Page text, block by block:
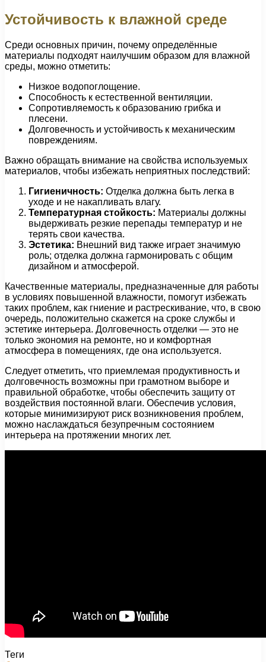
Устойчивость к влажной среде
Среди основных причин, почему определённые
материалы подходят наилучшим образом для влажной
среды, можно отметить:
Низкое водопоглощение.
Способность к естественной вентиляции.
Сопротивляемость к образованию грибка и
плесени.
Долговечность и устойчивость к механическим
повреждениям.
Важно обращать внимание на свойства используемых
материалов, чтобы избежать неприятных последствий:
Гигиеничность: Отделка должна быть легка в
уходе и не накапливать влагу.
Температурная стойкость: Материалы должны
выдерживать резкие перепады температур и не
терять свои качества.
Эстетика: Внешний вид также играет значимую
роль; отделка должна гармонировать с общим
дизайном и атмосферой.
Качественные материалы, предназначенные для работы
в условиях повышенной влажности, помогут избежать
таких проблем, как гниение и растрескивание, что, в свою
очередь, положительно скажется на сроке службы и
эстетике интерьера. Долговечность отделки — это не
только экономия на ремонте, но и комфортная
атмосфера в помещениях, где она используется.
Следует отметить, что приемлемая продуктивность и
долговечность возможны при грамотном выборе и
правильной обработке, чтобы обеспечить защиту от
воздействия постоянной влаги. Обеспечив условия,
которые минимизируют риск возникновения проблем,
можно наслаждаться безупречным состоянием
интерьера на протяжении многих лет.
Теги